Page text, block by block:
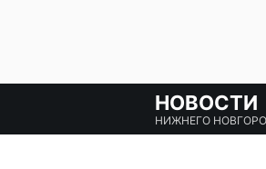
НОВОСТИ
НИЖНЕГО